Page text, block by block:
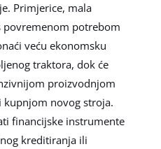
Primjerice, mala
povremenom potrebom
veću ekonomsku
traktora, dok će
proizvodnjom
novog stroja.
financijske instrumente
kreditiranja ili